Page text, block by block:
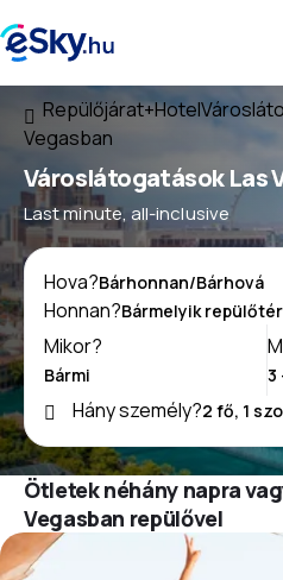
Repülőjárat+Hotel
Vegasban
Városlátogatások Las
Last minute, all-inclusive
Hova?
Honnan?
Mikor?
Hány személy?
Ötletek néhány napra
Vegasban repülővel